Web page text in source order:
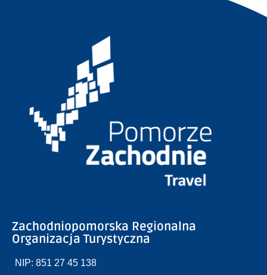
Zachodniopomorska Regionalna
Organizacja Turystyczna
NIP: 851 27 45 138